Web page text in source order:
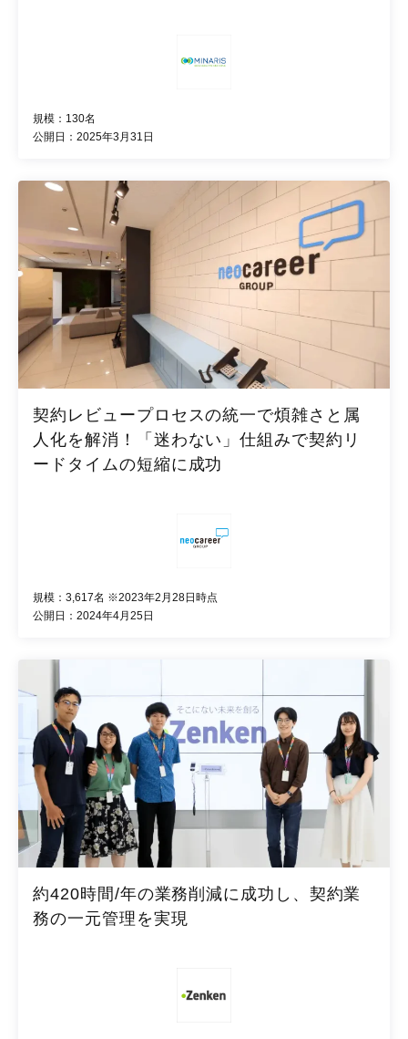
規模：130名
公開日：2025年3月31日
契約レビュープロセスの統一で煩雑さと属
人化を解消！「迷わない」仕組みで契約リ
ードタイムの短縮に成功
規模：3,617名 ※2023年2月28日時点
公開日：2024年4月25日
約420時間/年の業務削減に成功し、契約業
務の一元管理を実現